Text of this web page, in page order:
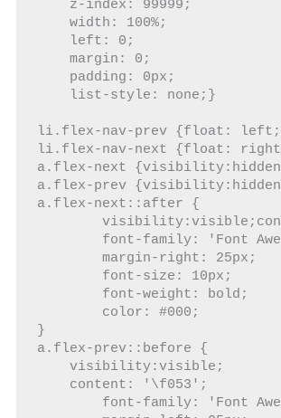
    z-index: 99999;
    width: 100%;
    left: 0;
    margin: 0;
    padding: 0px;
    list-style: none;}
li.flex-nav-prev {float:
li.flex-nav-next {float:
a.flex-next
a.flex-prev
a.flex-next::after {
	visibility:visible;content: '\f054';
	margin-right: 25px;
}
a.flex-prev::before {
    visibility:visible;
    content: '\f053';